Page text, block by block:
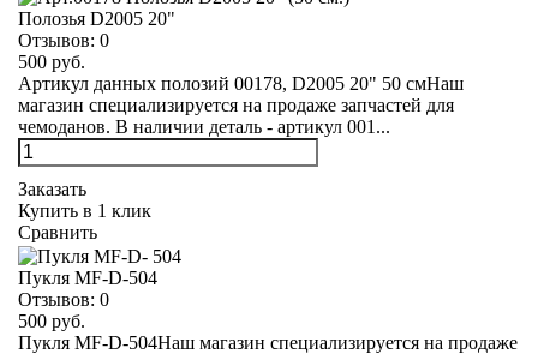
Полозья D2005 20"
Отзывов: 0
500 руб.
Артикул данных полозий 00178, D2005 20" 50 смНаш
магазин специализируется на продаже запчастей для
чемоданов. В наличии деталь - артикул 001...
Заказать
Купить в 1 клик
Сравнить
Пукля MF-D-504
Отзывов: 0
500 руб.
Пукля MF-D-504Наш магазин специализируется на продаже